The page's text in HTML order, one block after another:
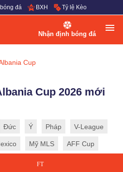
đá BXH Tỷ lệ Kèo
Nhận định bóng đá
Cup
Cup 2026 mới
Đức Ý Pháp V-League
Mỹ MLS AFF Cup
FT